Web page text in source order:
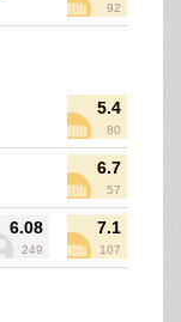
92
5.4
80
6.7
57
6.08
249
7.1
107